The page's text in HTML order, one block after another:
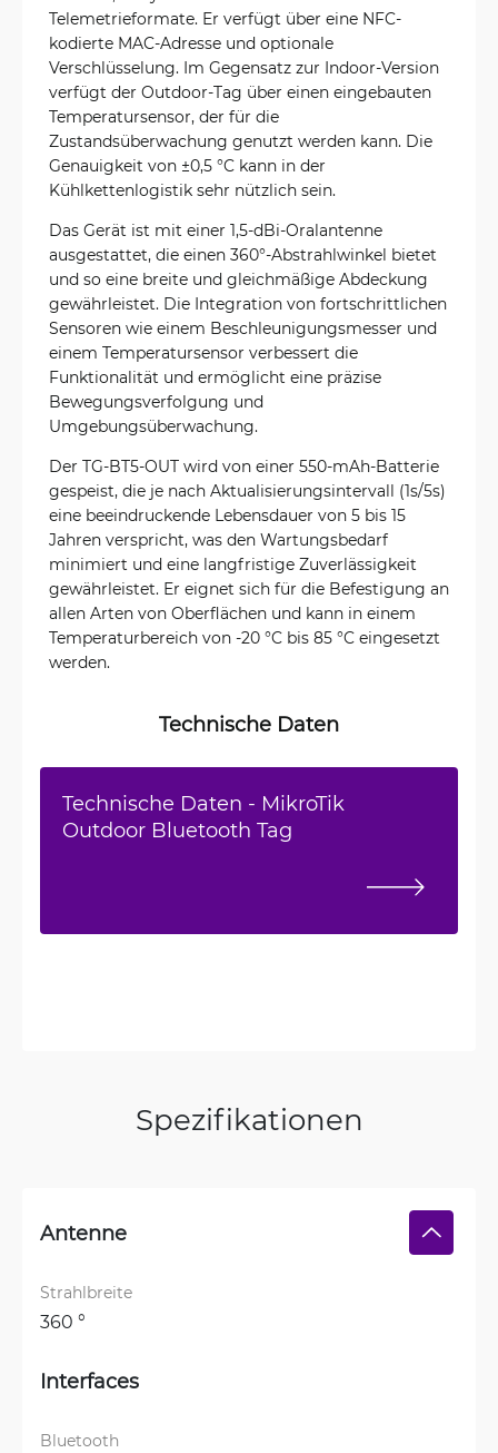
Telemetrieformate. Er verfügt über eine NFC-
kodierte MAC-Adresse und optionale
Verschlüsselung. Im Gegensatz zur Indoor-Version
verfügt der Outdoor-Tag über einen eingebauten
Temperatursensor, der für die
Zustandsüberwachung genutzt werden kann. Die
Genauigkeit von ±0,5 °C kann in der
Kühlkettenlogistik sehr nützlich sein.
Das Gerät ist mit einer 1,5-dBi-Oralantenne
ausgestattet, die einen 360°-Abstrahlwinkel bietet
und so eine breite und gleichmäßige Abdeckung
gewährleistet. Die Integration von fortschrittlichen
Sensoren wie einem Beschleunigungsmesser und
einem Temperatursensor verbessert die
Funktionalität und ermöglicht eine präzise
Bewegungsverfolgung und
Umgebungsüberwachung.
Der TG-BT5-OUT wird von einer 550-mAh-Batterie
gespeist, die je nach Aktualisierungsintervall (1s/5s)
eine beeindruckende Lebensdauer von 5 bis 15
Jahren verspricht, was den Wartungsbedarf
minimiert und eine langfristige Zuverlässigkeit
gewährleistet. Er eignet sich für die Befestigung an
allen Arten von Oberflächen und kann in einem
Temperaturbereich von -20 °C bis 85 °C eingesetzt
werden.
Technische Daten
Technische Daten - MikroTik
Outdoor Bluetooth Tag
Spezifikationen
Antenne
Strahlbreite
360 °
Interfaces
Bluetooth